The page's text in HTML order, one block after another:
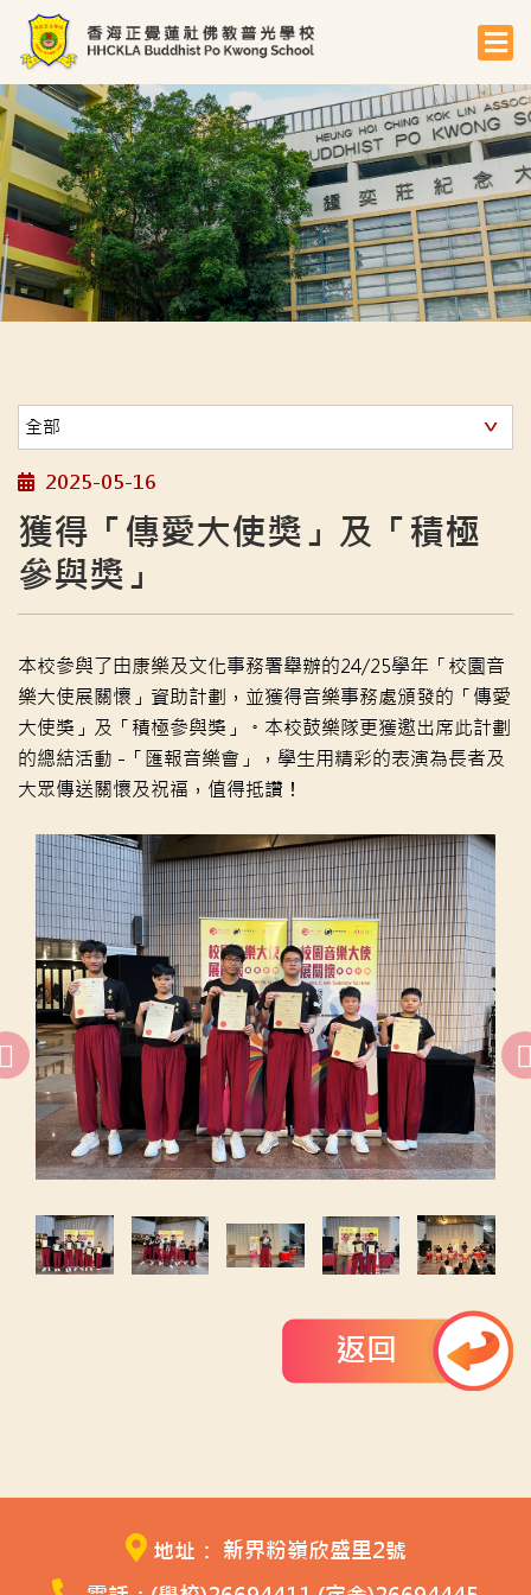
2025-05-16
獲得「傳愛大使獎」及「積極
參與獎」
本校參與了由康樂及文化事務署舉辦的24/25學年「 校園音
樂大使展關懷」資助計劃，並獲得音樂事務處頒發的「 傳愛
大使獎」及「積極參與獎」。 本校鼓樂隊更獲邀出席此計劃
的總結活動 -「匯報音樂會」， 學生用精彩的表演為長者及
大眾傳送關懷及祝福，值得抵讚！
返回
地址： 新界粉嶺欣盛里2號